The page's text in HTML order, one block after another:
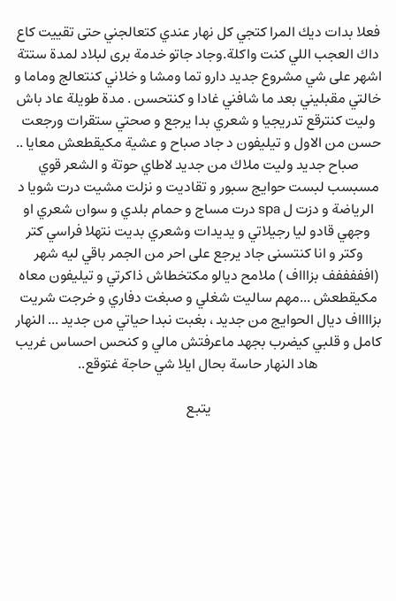
فعلا بدات ديك المرا كتجي كل نهار عندي كتعالجني حتى تقييت كاع
داك العجب اللي كنت واكلة.وجاد جاتو خدمة برى لبلاد لمدة ستتة
اشهر على شي مشروع جديد دارو تما ومشا و خلاني كنتعالج وماما و
خالتي مقبليني بعد ما شافني غادا و كنتحسن . مدة طويلة عاد باش
وليت كنترقع تدريجيا و شعري بدا يرجع و صحتي ستقرات ورجعت
حسن من الاول و تيليفون د جاد صباح و عشية مكيقطعش معايا ..
صباح جديد وليت ملاك من جديد لاطاي حوتة و الشعر قوي
مسبسب لبست حوايج سبور و تقاديت و نزلت مشيت درت شويا د
الرياضة و دزت ل spa درت مساج و حمام بلدي و سوان شعري او
وجهي قادو ليا رجيلاتي و يديدات وشعري بديت نتهلا فراسي كتر
وكتر و انا كنتسنى جاد يرجع على احر من الجمر باقي ليه شهر
(افففففف بزاااف ) ملامح ديالو مكتخطاش ذاكرتي و تيليفون معاه
مكيقطعش ...مهم ساليت شغلي و صبغت دفاري و خرجت شريت
بزااااف ديال الحوايج من جديد ، بغبت نبدا حياتي من جديد ... النهار
كامل و قلبي كيضرب بجهد ماعرفتش مالي و كنحس احساس غريب
هاد النهار حاسة بحال ايلا شي حاجة غتوقع..
يتبع